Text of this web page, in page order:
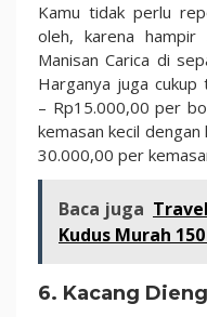
Kamu tidak perlu
oleh, karena
Manisan Carica di
Harganya juga
– Rp15.000,00 per
kemasan kecil
30.000,00 per
Baca juga
Kudus Murah
6. Kacang Dieng